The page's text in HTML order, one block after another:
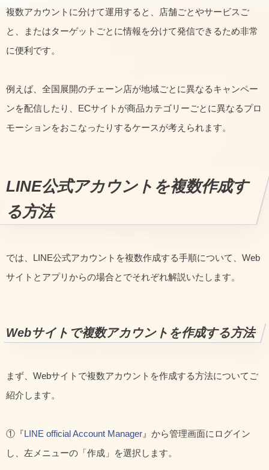
複数アカウントに分けて運用すると、店舗ごとやサービスご
と、またはターゲットごとに情報を分けて発信できるため非常
に便利です。
例えば、全国展開のチェーン店が地域ごとに異なるキャンペー
ンを配信したり、ECサイトが商品カテゴリーごとに異なるプロ
モーションをおこなったりするケースが考えられます。
LINE公式アカウントを複数作成す
る方法
では、LINE公式アカウントを複数作成する手順について、Web
サイトとアプリからの場合とでそれぞれ解説いたします。
Webサイトで複数アカウントを作成する方法
まず、Webサイトで複数アカウントを作成する方法についてご
紹介します。
①『LINE official Account Manager 』から管理画面にログイン
し、左メニューの「作成」を選択します。